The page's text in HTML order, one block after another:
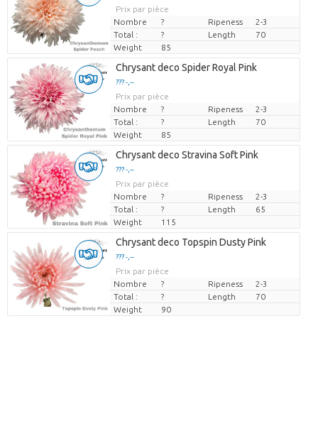
Prix par pièce
Nombre
? Ripeness
2-3
Total :
? Length
70
Weight
85
Chrysant deco Spider Royal Pink
??? -,--
Prix par pièce
Nombre
? Ripeness
2-3
Total :
? Length
70
Weight
85
Chrysant deco Stravina Soft Pink
??? -,--
Prix par pièce
Nombre
? Ripeness
2-3
Total :
? Length
65
Weight
115
Chrysant deco Topspin Dusty Pink
??? -,--
Prix par pièce
Nombre
? Ripeness
2-3
Total :
? Length
70
Weight
90